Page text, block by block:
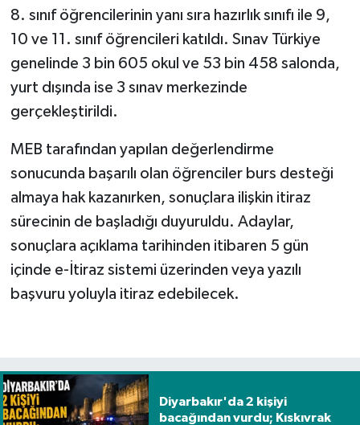
8. sınıf öğrencilerinin yanı sıra hazırlık sınıfı ile 9,
10 ve 11. sınıf öğrencileri katıldı. Sınav Türkiye
genelinde 3 bin 605 okul ve 53 bin 458 salonda,
yurt dışında ise 3 sınav merkezinde
gerçekleştirildi.
MEB tarafından yapılan değerlendirme
sonucunda başarılı olan öğrenciler burs desteği
almaya hak kazanırken, sonuçlara ilişkin itiraz
sürecinin de başladığı duyuruldu. Adaylar,
sonuçlara açıklama tarihinden itibaren 5 gün
içinde e-İtiraz sistemi üzerinden veya yazılı
başvuru yoluyla itiraz edebilecek.
Diyarbakır'da 2 kişiyi
bacağından vurdu; Kıskıvrak
Siyaset
Yaşam